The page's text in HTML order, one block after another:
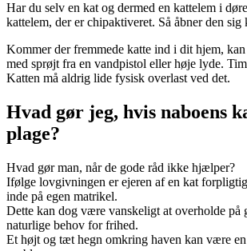
Har du selv en kat og dermed en kattelem i
kattelem, der er chipaktiveret. Så åbner den
Kommer der fremmede katte ind i dit hjem,
med sprøjt fra en vandpistol eller høje lyde.
Katten må aldrig lide fysisk overlast ved det.
Hvad gør jeg, hvis naboens
plage?
Hvad gør man, når de gode råd ikke hjælper?
Ifølge lovgivningen er ejeren af en kat
inde på egen matrikel.
Dette kan dog være vanskeligt at overholde på
naturlige behov for frihed.
Et højt og tæt hegn omkring haven kan være